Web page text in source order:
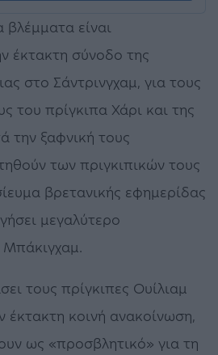
είναι
έκτακτη σύνοδο της
στο Σάντρινγχαμ, για τους
του πρίγκιπα Χάρι και της
την ξαφνική τους
των πριγκιπικών τους
βρετανικής εφημερίδας
μεγαλύτερο
τους πρίγκιπες Ουίλιαμ
έκτακτη κοινή ανακοίνωση,
ως «προσβλητικό» για τη